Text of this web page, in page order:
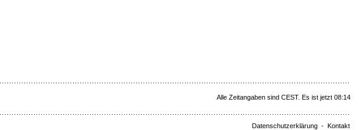
Alle Zeitangaben sind CEST. Es ist jetzt 08:14
Datenschutzerklärung - Kontakt